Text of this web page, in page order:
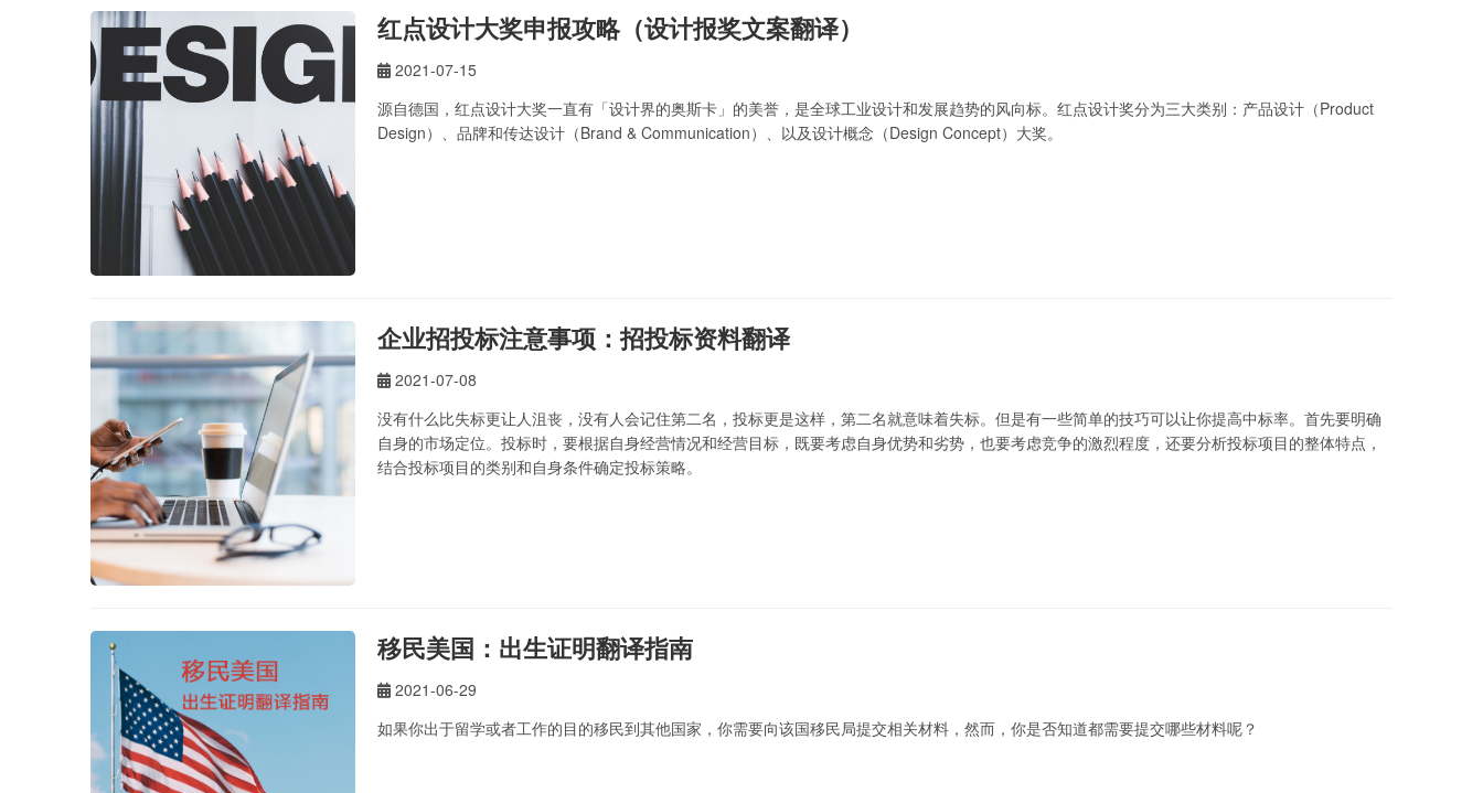
红点设计大奖申报攻略（设计报奖文案翻译）
2021-07-15
源自德国，红点设计大奖一直有「设计界的奥斯卡」的美誉，是全球工业设计和发展趋势的风向标。红点设计奖分为三大类别：产品设计（Product
Design）、品牌和传达设计（Brand & Communication）、以及设计概念（Design Concept）大奖。
企业招投标注意事项：招投标资料翻译
2021-07-08
没有什么比失标更让人沮丧，没有人会记住第二名，投标更是这样，第二名就意味着失标。但是有一些简单的技巧可以让你提高中标率。首先要明确
自身的市场定位。投标时，要根据自身经营情况和经营目标，既要考虑自身优势和劣势，也要考虑竞争的激烈程度，还要分析投标项目的整体特点，
结合投标项目的类别和自身条件确定投标策略。
移民美国：出生证明翻译指南
2021-06-29
如果你出于留学或者工作的目的移民到其他国家，你需要向该国移民局提交相关材料，然而，你是否知道都需要提交哪些材料呢？